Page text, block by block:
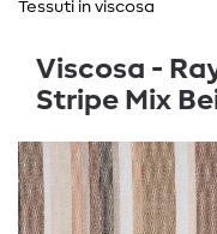
Tessuti in viscosa
Viscosa -
Stripe Mix